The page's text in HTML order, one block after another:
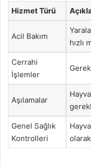
Hizmet Türü
Acil Bakım
hızlı
Cerrahi
İşlemler
Aşılamalar
Genel Sağlık
Kontrolleri